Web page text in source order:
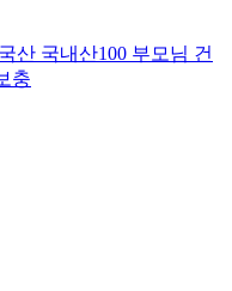
산 국내산100 부모님 건
충